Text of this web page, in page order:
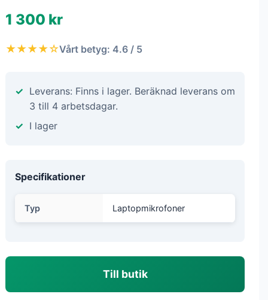
1 300 kr
★★★★☆Vårt betyg: 4.6 / 5
Leverans: Finns i lager. Beräknad leverans om
3 till 4 arbetsdagar.
I lager
Specifikationer
Typ Laptopmikrofoner
Till butik